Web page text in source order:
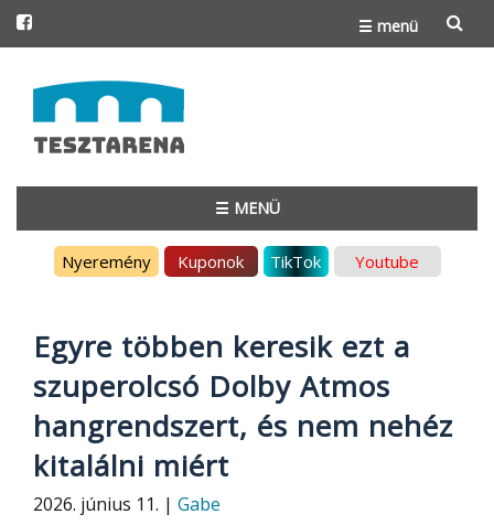
☰ menü
to
content
☰ MENÜ
Nyeremény Kuponok TikTok Youtube
Egyre többen keresik ezt a
szuperolcsó Dolby Atmos
hangrendszert, és nem nehéz
kitalálni miért
2026. június 11. | Gabe